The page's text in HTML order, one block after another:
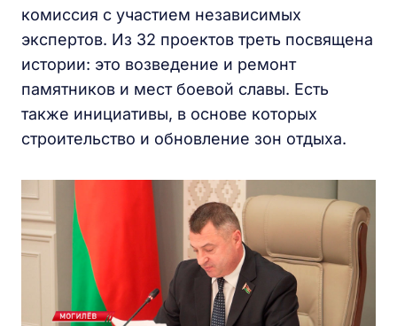
комиссия с участием независимых
экспертов. Из 32 проектов треть посвящена
истории: это возведение и ремонт
памятников и мест боевой славы. Есть
также инициативы, в основе которых
строительство и обновление зон отдыха.